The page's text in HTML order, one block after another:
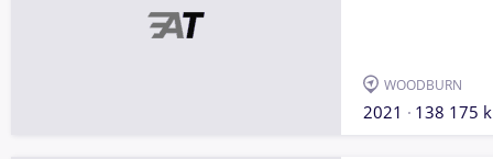
WOODBURN
2021 138 175